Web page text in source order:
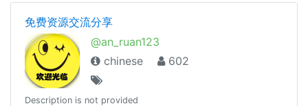
免费资源交流分享
@an_ruan123
chinese
602
Description is not provided